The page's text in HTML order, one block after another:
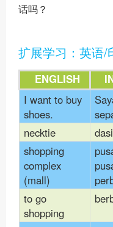
话吗？
扩展学习：英语/
ENGLISH
I want to buy
shoes.
necktie
dasi
shopping
complex
(mall)
to go
shopping